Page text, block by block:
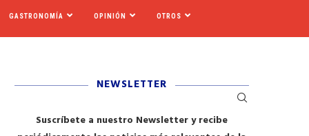
GASTRONOMÍA OPINIÓN OTROS
NEWSLETTER
Suscríbete a nuestro Newsletter y recibe